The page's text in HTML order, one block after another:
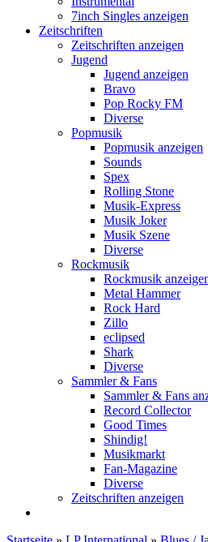
7inch Singles anzeigen
Zeitschriften
Zeitschriften anzeigen
Jugend
Jugend anzeigen
Bravo
Pop Rocky FM
Diverse
Popmusik
Popmusik anzeigen
Sounds
Spex
Rolling Stone
Musik-Express
Musik Joker
Musik Szene
Diverse
Rockmusik
Rockmusik
Metal Hammer
Rock Hard
Zillo
eclipsed
Shark
Diverse
Sammler & Fans
Sammler & Fans
Record Collector
Good Times
Shindig!
Musikmarkt
Fan-Magazine
Diverse
Zeitschriften anzeigen